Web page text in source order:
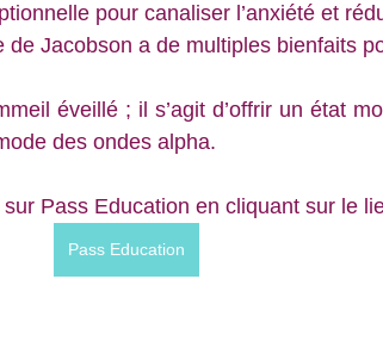
pour canaliser l’anxiété et
Jacobson a de multiples bienfaits
éveillé ; il s’agit d’offrir un état
des ondes alpha.
Pass Education en cliquant sur le
Pass Education